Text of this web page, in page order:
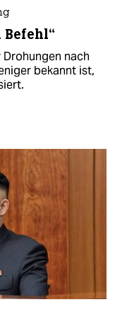
nach
bekannt ist,